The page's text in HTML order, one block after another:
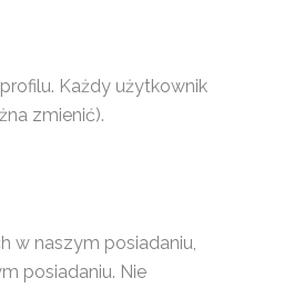
Każdy użytkownik
zmienić).
w naszym posiadaniu,
posiadaniu. Nie